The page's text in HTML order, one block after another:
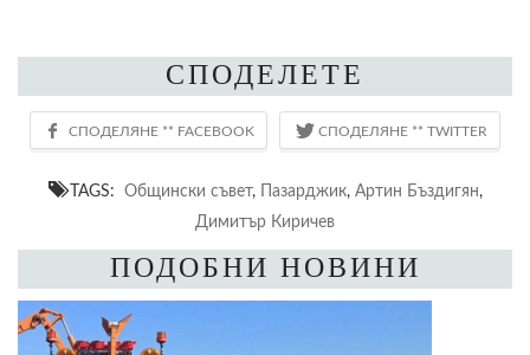
СПОДЕЛЕТЕ
TAGS: Общински съвет, Пазарджик, Артин Бъздигян,
Димитър Киричев
ПОДОБНИ НОВИНИ